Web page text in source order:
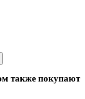
также покупают